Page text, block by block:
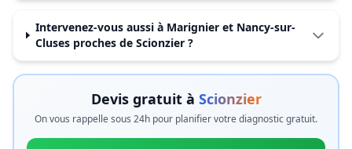
Intervenez-vous aussi à Marignier et Nancy-sur-
Cluses proches de Scionzier ?
Devis gratuit à Scionzier
On vous rappelle sous 24h pour planifier votre diagnostic gratuit.